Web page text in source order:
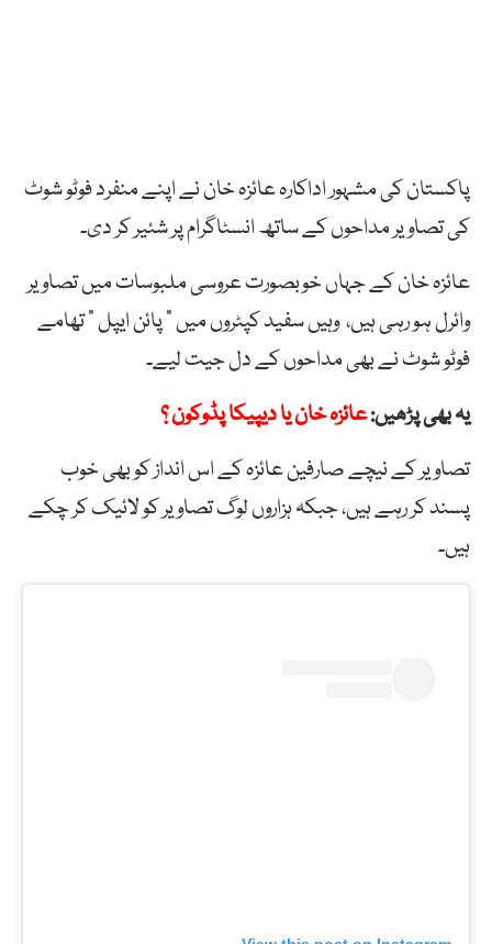
پاکستان کی مشہور اداکارہ عائزہ خان نے اپنے منفرد فوٹو شوٹ
کی تصاویر مداحوں کے ساتھ انسٹاگرام پر شئیر کر دی۔
عائزہ خان کے جہاں خوبصورت عروسی ملبوسات میں تصاویر
وائرل ہو رہی ہیں، وہیں سفید کپٹروں میں ” پائن ایپل ” تھامے
فوٹو شوٹ نے بھی مداحوں کے دل جیت لیے۔
یہ بھی پڑھیں:عائزہ خان یا دیپیکا پڈوکون ؟
تصاویر کے نیچے صارفین عائزہ کے اس انداز کو بھی خوب
پسند کر رہے ہیں، جبکہ ہزاروں لوگ تصاویر کو لائیک کر چکے
ہیں۔